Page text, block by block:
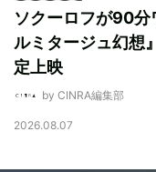
ソクーロフが90分
ルミタージュ幻想
定上映
by CINRA編集部
2026.08.07